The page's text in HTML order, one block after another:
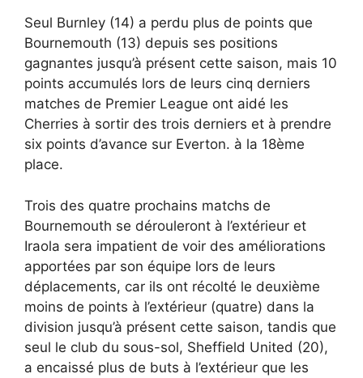
Seul Burnley (14) a perdu plus de points que
Bournemouth (13) depuis ses positions
gagnantes jusqu’à présent cette saison, mais 10
points accumulés lors de leurs cinq derniers
matches de Premier League ont aidé les
Cherries à sortir des trois derniers et à prendre
six points d’avance sur Everton. à la 18ème
place.
Trois des quatre prochains matchs de
Bournemouth se dérouleront à l’extérieur et
Iraola sera impatient de voir des améliorations
apportées par son équipe lors de leurs
déplacements, car ils ont récolté le deuxième
moins de points à l’extérieur (quatre) dans la
division jusqu’à présent cette saison, tandis que
seul le club du sous-sol, Sheffield United (20),
a encaissé plus de buts à l’extérieur que les